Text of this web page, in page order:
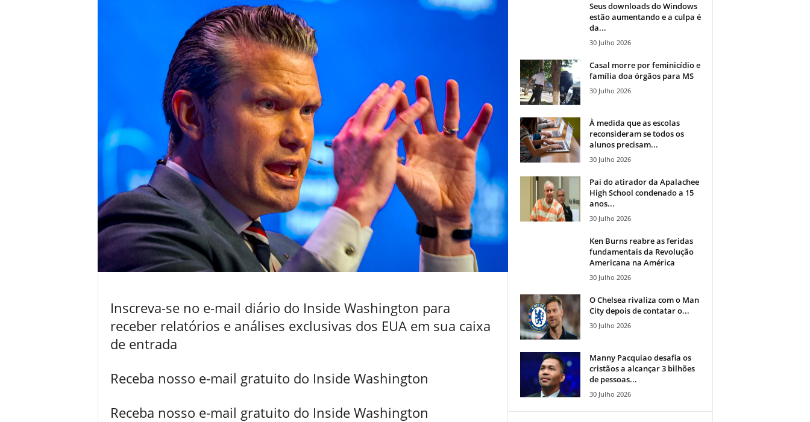
Inscreva-se no e-mail diário do Inside Washington para
receber relatórios e análises exclusivas dos EUA em sua caixa
de entrada
Receba nosso e-mail gratuito do Inside Washington
Receba nosso e-mail gratuito do Inside Washington
Seus downloads do Windows
estão aumentando e a culpa é
da...
30 Julho 2026
Casal morre por feminicídio e
família doa órgãos para MS
30 Julho 2026
À medida que as escolas
reconsideram se todos os
alunos precisam...
30 Julho 2026
Pai do atirador da Apalachee
High School condenado a 15
anos...
30 Julho 2026
Ken Burns reabre as feridas
fundamentais da Revolução
Americana na América
30 Julho 2026
O Chelsea rivaliza com o Man
City depois de contatar o...
30 Julho 2026
Manny Pacquiao desafia os
cristãos a alcançar 3 bilhões
de pessoas...
30 Julho 2026